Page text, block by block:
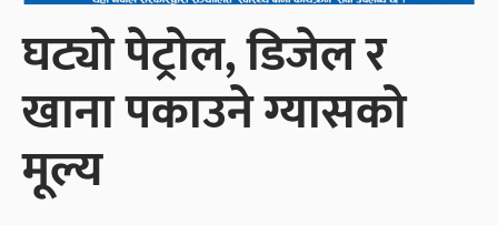
घट्यो पेट्रोल, डिजेल र
खाना पकाउने ग्यासको
मूल्य